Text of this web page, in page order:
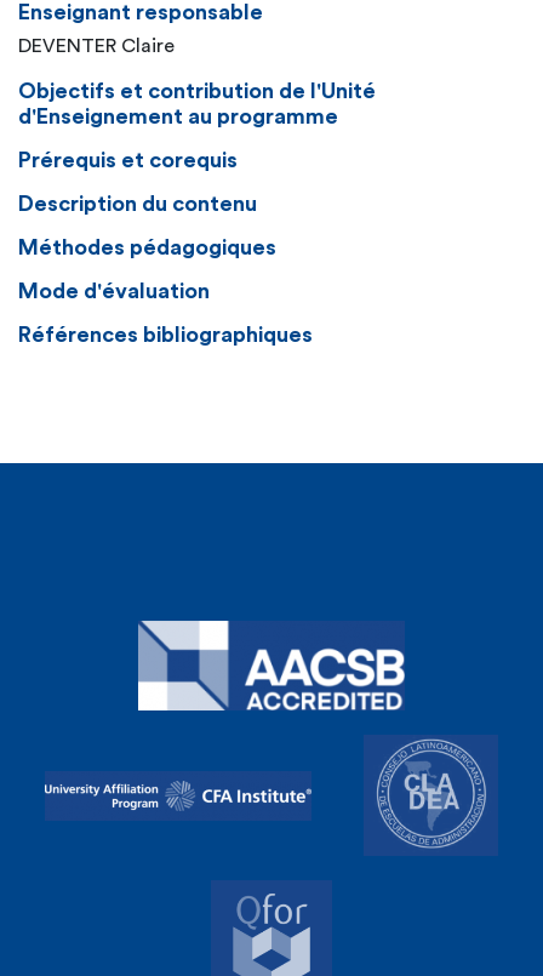
Enseignant responsable
DEVENTER Claire
Objectifs et contribution de l'Unité
d'Enseignement au programme
Prérequis et corequis
Description du contenu
Méthodes pédagogiques
Mode d'évaluation
Références bibliographiques